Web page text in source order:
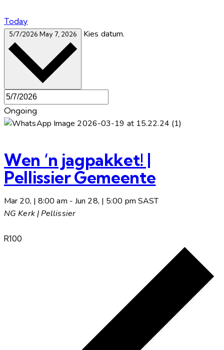
Today
5/7/2026 May 7, 2026 Kies datum.
Ongoing
Wen ‘n jagpakket! |
Pellissier Gemeente
Mar 20, | 8:00 am -Jun 28, | 5:00 pm SAST
NG Kerk | Pellissier
R100